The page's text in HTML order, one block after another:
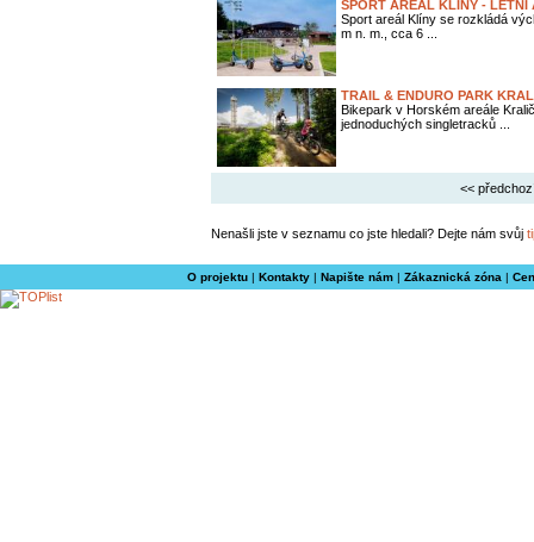
SPORT AREÁL KLÍNY - LETNÍ
Sport areál Klíny se rozkládá
m n. m., cca 6 ...
TRAIL & ENDURO PARK
Bikepark v Horském areále
jednoduchých singletracků ...
<<
Nenašli jste v seznamu co jste hledali? Dejte nám svůj
O projektu| Kontakty| Napište nám| Zákaznická zóna |